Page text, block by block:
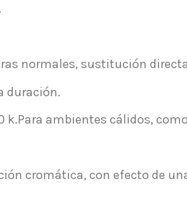
normales, sustitución
duración.
k.Para ambientes cálidos,
cromática, con efecto de